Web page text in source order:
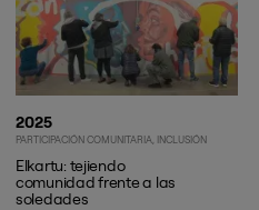
2025
PARTICIPACIÓN COMUNITARIA INCLUSIÓN
Elkartu: tejiendo
comunidad frente a las
soledades